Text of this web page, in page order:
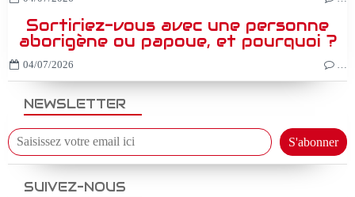
NEWSLETTER
SUIVEZ-NOUS
Sortiriez-vous avec une personne
aborigène ou papoue, et pourquoi ?
04/07/2026